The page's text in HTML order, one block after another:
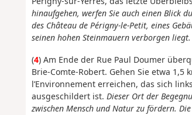
hinaufgehen, werfen Sie auch einen Blick
des Château de Périgny-le-Petit, eines
seinen hohen Steinmauern verborgen liegt.
(4) Am Ende der Rue Paul Doumer
Brie-Comte-Robert. Gehen Sie etwa
l’Environnement erreichen, das sich
ausgeschildert ist. Dieser Ort der
zwischen Mensch und Natur zu fördern.